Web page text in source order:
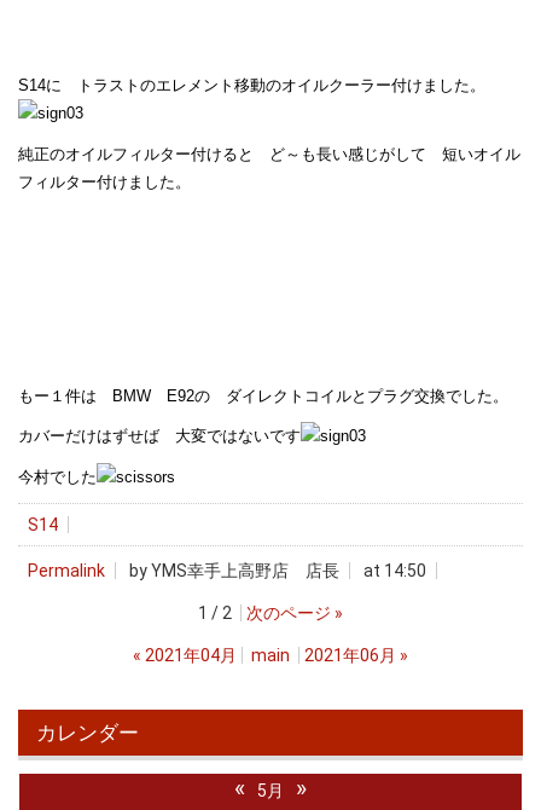
S14に トラストのエレメント移動のオイルクーラー付けました。
純正のオイルフィルター付けると ど～も長い感じがして 短いオイル
フィルター付けました。
もー１件は BMW E92の ダイレクトコイルとプラグ交換でした。
カバーだけはずせば 大変ではないです
今村でした
S14
Permalink by YMS幸手上高野店 店長 at 14:50
1 / 2 次のページ »
« 2021年04月 main 2021年06月 »
カレンダー
« 5月 »